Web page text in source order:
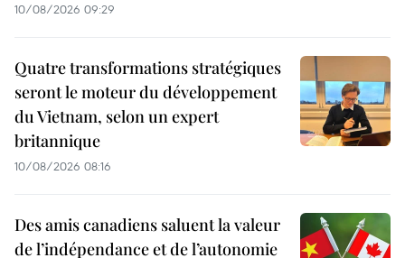
10/08/2026 09:29
Quatre transformations stratégiques
seront le moteur du développement
du Vietnam, selon un expert
britannique
10/08/2026 08:16
Des amis canadiens saluent la valeur
de l’indépendance et de l’autonomie